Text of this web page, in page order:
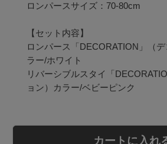
ロンパースサイズ：70-80cm
【セット内容】
ロンパース「DECORATION」（
ラー/ホワイト
リバーシブルスタイ「
カートに入れ